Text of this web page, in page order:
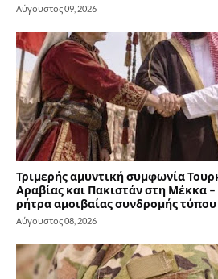
Αύγουστος 09, 2026
Τριμερής αμυντική συμφωνία
Αραβίας και Πακιστάν στη Μέκκα –
ρήτρα αμοιβαίας συνδρομής τύπου
Αύγουστος 08, 2026